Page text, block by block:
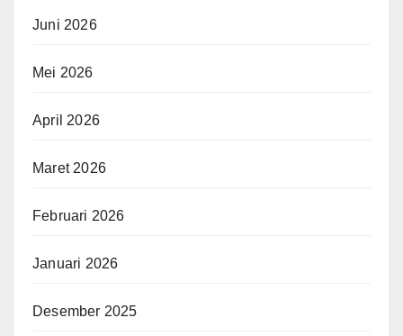
Juni 2026
Mei 2026
April 2026
Maret 2026
Februari 2026
Januari 2026
Desember 2025